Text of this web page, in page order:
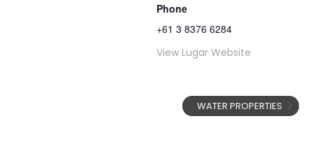
Phone
+61 3 8376 6284
View Lugar Website
WATER PROPERTIES